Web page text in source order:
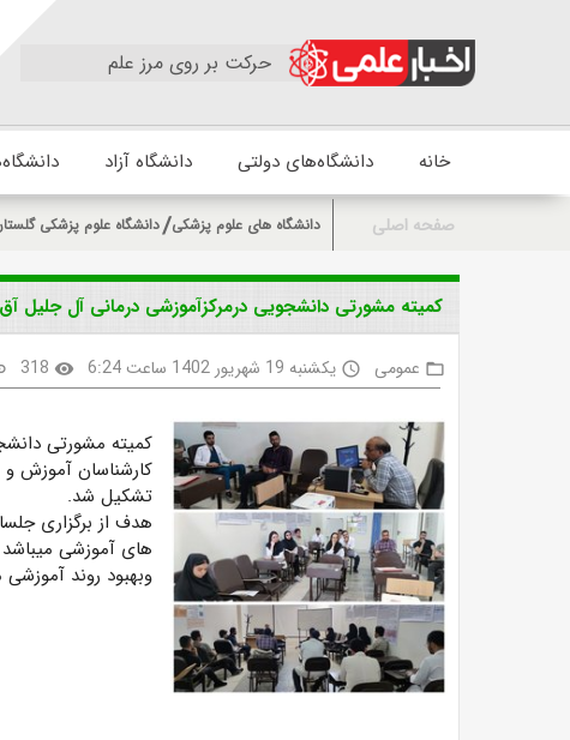
حرکت بر روی مرز علم
خانه دانشگاه‌های دولتی دانشگاه آزاد
صفحه اصلی دانشگاه های علوم پزشکی دانشگاه علوم پزشکی
کمیته مشورتی دانشجویی درمرکزآموزشی درمانی آل جلیل آق
folder_open عمومی access_time یکشنبه 19 شهریور 1402 ساعت 6:24 visibility
318
کمیته مشورتی
کارشناسان آموزش و
تشکیل شد.
هدف از برگزاری
های آموزشی
وبهبود روند آموزشی